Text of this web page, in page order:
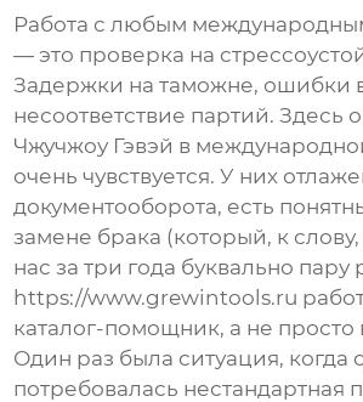
Работа с любым
— это проверка на
Задержки на таможне, ошибки
несоответствие партий. Здесь
Чжучжоу Гэвэй в
очень чувствуется. У них
документооборота, есть
замене брака (который, к слову,
нас за три года буквально пару
https://www.grewintools.ru
каталог-помощник, а не просто
Один раз была ситуация, когда
потребовалась нестандартная